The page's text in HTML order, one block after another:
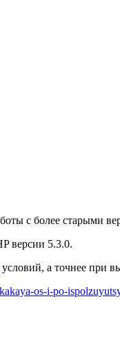
с более старыми
версии 5.3.0.
а точнее при
os-i-po-